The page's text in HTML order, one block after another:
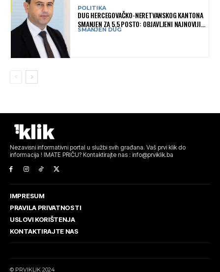
POLITIKA
DUG HERCEGOVAČKO-NERETVANSKOG KANTONA
SMANJEN ZA 5,5 POSTO: OBJAVLJENI NAJNOVIJI
PODACI MINISTARSTVA FINANSIJA
SMANJEN DUG
Nezavisni informativni portal u službi svih građana. Vaš prvi klik do
informacija ! IMATE PRIČU? Kontaktirajte nas : info@prviklik.ba
IMPRESUM
PRAVILA PRIVATNOSTI
USLOVI KORIŠTENJA
KONTAKTIRAJTE NAS
© PRVIKLIK 2024